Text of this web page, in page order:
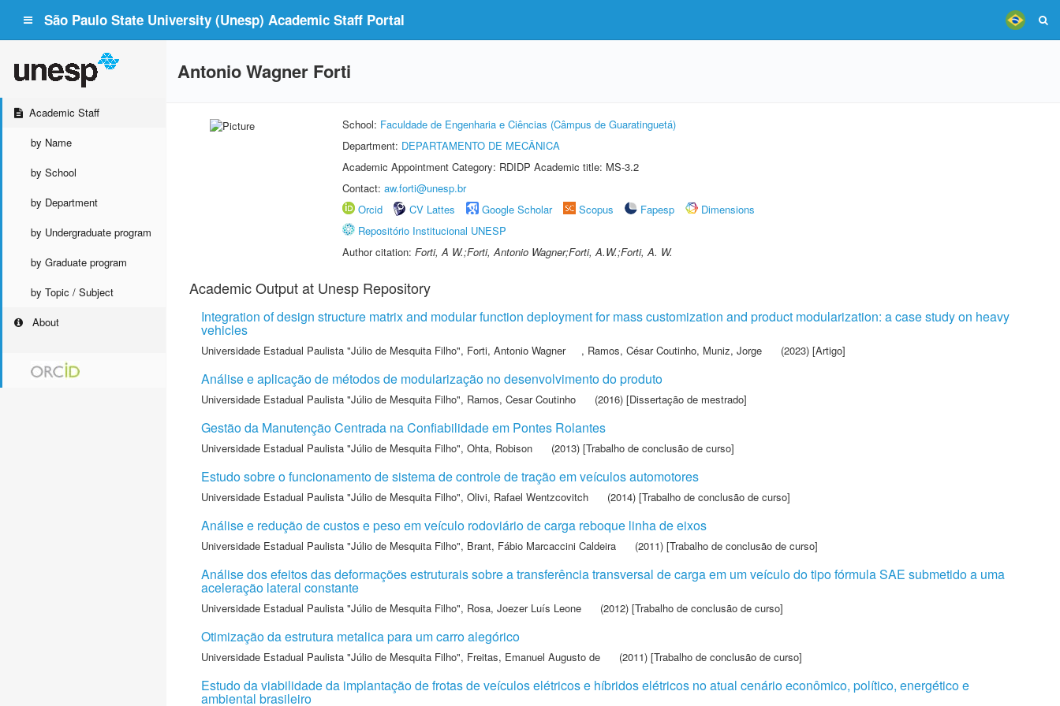
São Paulo State University (Unesp) Academic Staff Portal
Academic Staff
by Name
by School
by Department
by Undergraduate program
by Graduate program
by Topic / Subject
About
Antonio Wagner Forti
School: Faculdade de Engenharia e Ciências (Câmpus de Guaratinguetá)
Department: DEPARTAMENTO DE MECÂNICA
Academic Appointment Category: RDIDP Academic title: MS-3.2
Contact: aw.forti@unesp.br
Orcid
CV Lattes Google Scholar Scopus Fapesp
Dimensions
Repositório Institucional UNESP
Author citation: Forti, A W.;Forti, Antonio Wagner;Forti, A.W.;Forti, A. W.
Academic Output at Unesp Repository
Integration of design structure matrix and modular function deployment for mass customization and product modularization: a case study on heavy
vehicles
Universidade Estadual Paulista "Júlio de Mesquita Filho", Forti, Antonio Wagner , Ramos, César Coutinho, Muniz, Jorge (2023) [Artigo]
Análise e aplicação de métodos de modularização no desenvolvimento do produto
Universidade Estadual Paulista "Júlio de Mesquita Filho", Ramos, Cesar Coutinho (2016) [Dissertação de mestrado]
Gestão da Manutenção Centrada na Confiabilidade em Pontes Rolantes
Universidade Estadual Paulista "Júlio de Mesquita Filho", Ohta, Robison (2013) [Trabalho de conclusão de curso]
Estudo sobre o funcionamento de sistema de controle de tração em veículos automotores
Universidade Estadual Paulista "Júlio de Mesquita Filho", Olivi, Rafael Wentzcovitch (2014) [Trabalho de conclusão de curso]
Análise e redução de custos e peso em veículo rodoviário de carga reboque linha de eixos
Universidade Estadual Paulista "Júlio de Mesquita Filho", Brant, Fábio Marcaccini Caldeira (2011) [Trabalho de conclusão de curso]
Análise dos efeitos das deformações estruturais sobre a transferência transversal de carga em um veículo do tipo fórmula SAE submetido a uma
aceleração lateral constante
Universidade Estadual Paulista "Júlio de Mesquita Filho", Rosa, Joezer Luís Leone (2012) [Trabalho de conclusão de curso]
Otimização da estrutura metalica para um carro alegórico
Universidade Estadual Paulista "Júlio de Mesquita Filho", Freitas, Emanuel Augusto de (2011) [Trabalho de conclusão de curso]
Estudo da viabilidade da implantação de frotas de veículos elétricos e híbridos elétricos no atual cenário econômico, político, energético e
ambiental brasileiro